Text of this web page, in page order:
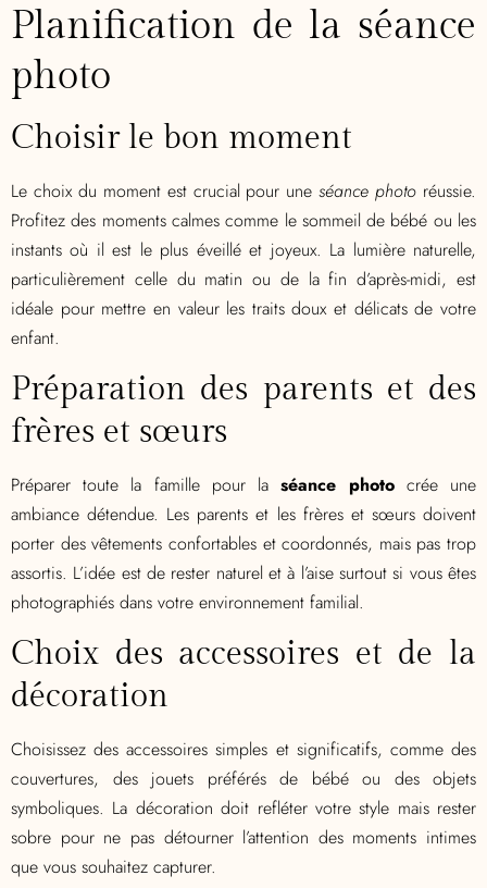
Planification de la séance
photo
Choisir le bon moment
Le choix du moment est crucial pour uneséance photo réussie.
Profitez des moments calmes comme le sommeil de bébé ou les
instants où il est le plus éveillé et joyeux. La lumière naturelle,
particulièrement celle du matin ou de la fin d’après-midi, est
idéale pour mettre en valeur les traits doux et délicats de votre
enfant.
Préparation des parents et des
frères et sœurs
Préparer toute la famille pour laséance photocrée une
ambiance détendue. Les parents et les frères et sœurs doivent
porter des vêtements confortables et coordonnés, mais pas trop
assortis. L’idée est de rester naturel et à l’aise surtout si vous êtes
photographiés dans votre environnement familial.
Choix des accessoires et de la
décoration
Choisissez des accessoires simples et significatifs, comme des
couvertures, des jouets préférés de bébé ou des objets
symboliques. La décoration doit refléter votre style mais rester
sobre pour ne pas détourner l’attention des moments intimes
que vous souhaitez capturer.